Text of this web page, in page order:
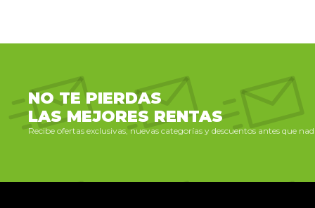
NO TE PIERDAS
LAS MEJORES RENTAS
Recibe ofertas exclusivas, nuevas categorías y descuentos antes que